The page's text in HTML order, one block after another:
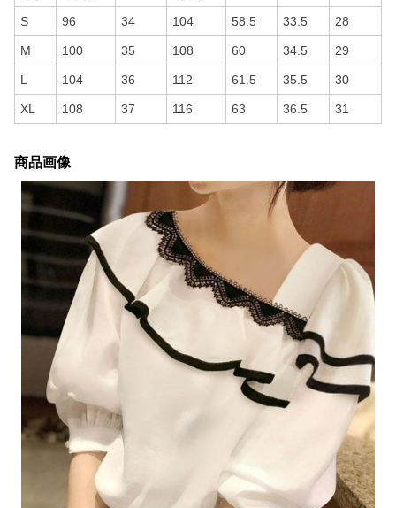
S 96 34 104 58.5 33.5 28
M 100 35 108 60 34.5 29
L 104 36 112 61.5 35.5 30
XL 108 37 116 63 36.5 31
商品画像